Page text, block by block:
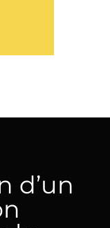
d’un